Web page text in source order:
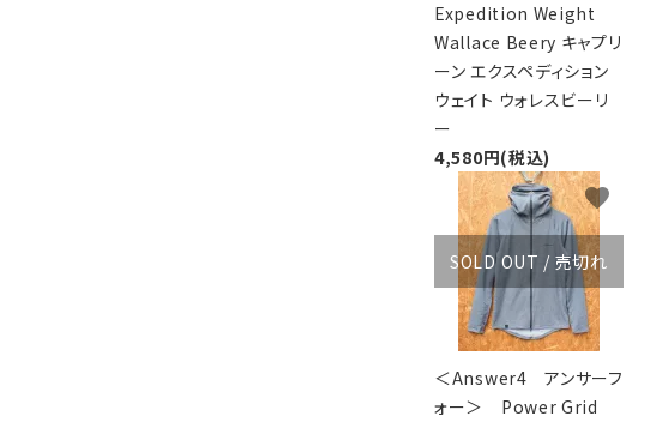
Expedition Weight
Wallace Beery キャプリ
ーン エクスペディション
ウェイト ウォレスビーリ
ー
4,580円(税込)
SOLD OUT / 売切れ
＜Answer4 アンサーフ
ォー＞ Power Grid
favorite